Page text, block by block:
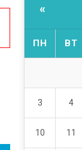
«
ПН ВТ
3 4
10 11